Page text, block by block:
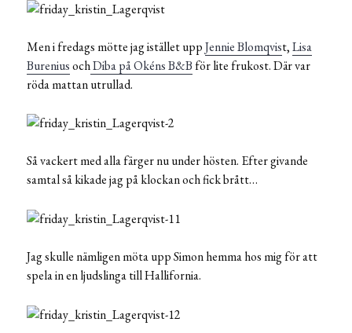
Men i fredags mötte jag istället uppJennie Blomqvist,Lisa
BureniusochDiba på Okéns B&Bför lite frukost. Där var
röda mattan utrullad.
Så vackert med alla färger nu under hösten. Efter givande
samtal så kikade jag på klockan och fick brått…
Jag skulle nämligen möta upp Simon hemma hos mig för att
spela in en ljudslinga till Hallifornia.